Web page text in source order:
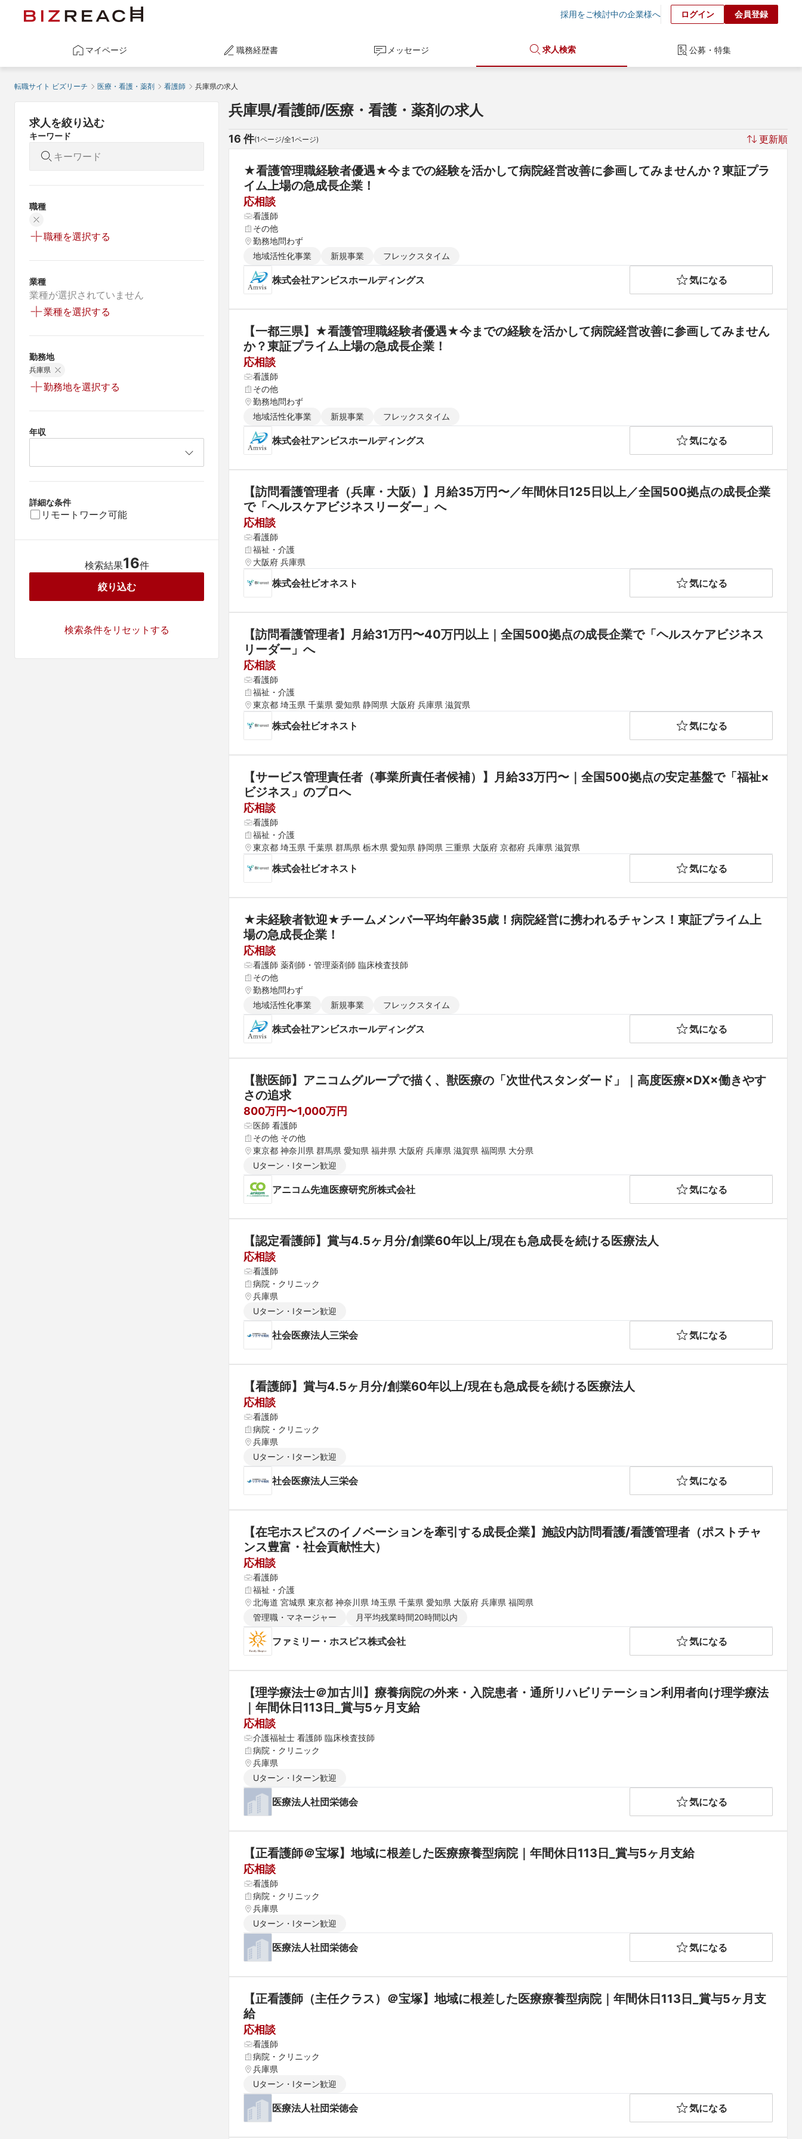
採用をご検討中の企業様へ ログイン 会員登録
マイページ 職務経歴書 メッセージ 求人検索 公募・特集
転職サイト ビズリーチ 医療・看護・薬剤 看護師 兵庫県の求人
求人を絞り込む
キーワード
職種
職種を選択する
業種
業種が選択されていません
業種を選択する
勤務地
兵庫県
勤務地を選択する
年収
詳細な条件
リモートワーク可能
検索結果16件
絞り込む
検索条件をリセットする
兵庫県/看護師/医療・看護・薬剤の求人
16 件(1ページ/全1ページ) 更新順
★看護管理職経験者優遇★今までの経験を活かして病院経営改善に参画してみませんか？東証プラ
イム上場の急成長企業！
応相談
看護師
その他
勤務地問わず
地域活性化事業
新規事業 フレックスタイム
株式会社アンビスホールディングス 気になる
【一都三県】★看護管理職経験者優遇★今までの経験を活かして病院経営改善に参画してみません
か？東証プライム上場の急成長企業！
応相談
看護師
その他
勤務地問わず
地域活性化事業
新規事業 フレックスタイム
株式会社アンビスホールディングス 気になる
【訪問看護管理者（兵庫・大阪）】月給35万円〜／年間休日125日以上／全国500拠点の成長企業
で「ヘルスケアビジネスリーダー」へ
応相談
看護師
福祉・介護
大阪府 兵庫県
株式会社ビオネスト 気になる
【訪問看護管理者】月給31万円〜40万円以上｜全国500拠点の成長企業で「ヘルスケアビジネス
リーダー」へ
応相談
看護師
福祉・介護
東京都 埼玉県 千葉県 愛知県 静岡県 大阪府 兵庫県 滋賀県
株式会社ビオネスト 気になる
【サービス管理責任者（事業所責任者候補）】月給33万円〜｜全国500拠点の安定基盤で「福祉×
ビジネス」のプロへ
応相談
看護師
福祉・介護
東京都 埼玉県 千葉県 群馬県 栃木県 愛知県 静岡県 三重県 大阪府 京都府 兵庫県 滋賀県
株式会社ビオネスト 気になる
★未経験者歓迎★チームメンバー平均年齢35歳！病院経営に携われるチャンス！東証プライム上
場の急成長企業！
応相談
看護師 薬剤師・管理薬剤師 臨床検査技師
その他
勤務地問わず
地域活性化事業
新規事業 フレックスタイム
株式会社アンビスホールディングス 気になる
【獣医師】アニコムグループで描く、獣医療の「次世代スタンダード」｜高度医療×DX×働きやす
さの追求
800万円〜1,000万円
医師 看護師
その他 その他
東京都 神奈川県 群馬県 愛知県 福井県 大阪府 兵庫県 滋賀県 福岡県 大分県
Uターン・Iターン歓迎
アニコム先進医療研究所株式会社 気になる
【認定看護師】賞与4.5ヶ月分/創業60年以上/現在も急成長を続ける医療法人
応相談
看護師
病院・クリニック
兵庫県
Uターン・Iターン歓迎
社会医療法人三栄会 気になる
【看護師】賞与4.5ヶ月分/創業60年以上/現在も急成長を続ける医療法人
応相談
看護師
病院・クリニック
兵庫県
Uターン・Iターン歓迎
社会医療法人三栄会 気になる
【在宅ホスピスのイノベーションを牽引する成長企業】施設内訪問看護/看護管理者（ポストチャ
ンス豊富・社会貢献性大）
応相談
看護師
福祉・介護
北海道 宮城県 東京都 神奈川県 埼玉県 千葉県 愛知県 大阪府 兵庫県 福岡県
管理職・マネージャー
月平均残業時間20時間以内
ファミリー・ホスピス株式会社 気になる
【理学療法士＠加古川】療養病院の外来・入院患者・通所リハビリテーション利用者向け理学療法
｜年間休日113日_賞与5ヶ月支給
応相談
介護福祉士 看護師 臨床検査技師
病院・クリニック
兵庫県
Uターン・Iターン歓迎
医療法人社団栄徳会 気になる
【正看護師＠宝塚】地域に根差した医療療養型病院｜年間休日113日_賞与5ヶ月支給
応相談
看護師
病院・クリニック
兵庫県
Uターン・Iターン歓迎
医療法人社団栄徳会 気になる
【正看護師（主任クラス）＠宝塚】地域に根差した医療療養型病院｜年間休日113日_賞与5ヶ月支
給
応相談
看護師
病院・クリニック
兵庫県
Uターン・Iターン歓迎
医療法人社団栄徳会 気になる